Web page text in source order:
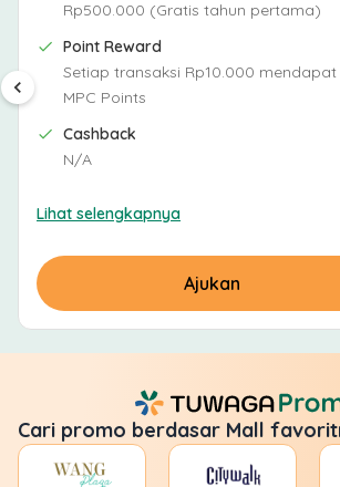
Rp500.000 (Gratis tahun pertama)
Point Reward
Setiap transaksi Rp10.000 mendapat
MPC Points
Cashback
N/A
Lihat selengkapnya
Ajukan
Cari promo berdasar Mall